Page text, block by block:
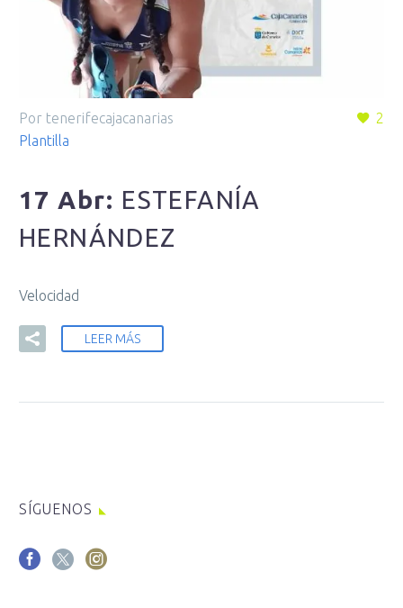
2
Por tenerifecajacanarias
Plantilla
17 Abr: ESTEFANÍA
HERNÁNDEZ
Velocidad
LEER MÁS
SÍGUENOS